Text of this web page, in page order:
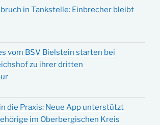
in Tankstelle: Einbrecher bleibt
vom BSV Bielstein starten bei
zu ihrer dritten
die Praxis: Neue App unterstützt
im Oberbergischen Kreis